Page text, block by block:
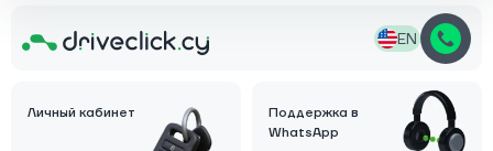
EN
Личный кабинет
Поддержка в
WhatsApp